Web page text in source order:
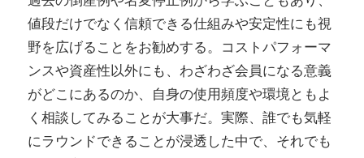
値段だけでなく信頼できる仕組みや安定性にも視
野を広げることをお勧めする。コストパフォーマ
ンスや資産性以外にも、わざわざ会員になる意義
がどこにあるのか、自身の使用頻度や環境ともよ
く相談してみることが大事だ。実際、誰でも気軽
にラウンドできることが浸透した中で、それでも